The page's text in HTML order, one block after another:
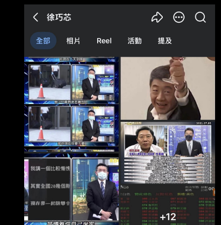
巧芯 今天連發三篇臉書文在罵陳時中 有一篇又
開始連連看了 然後最新一篇狂發跟陳時中有關的
圖 這女人是不是精神有問題？ 她到底對陳時中
有什麼執念？ --